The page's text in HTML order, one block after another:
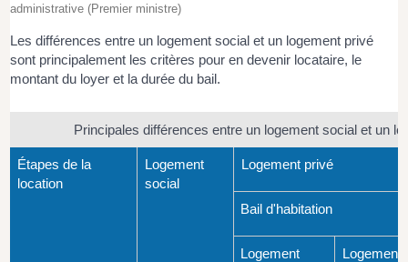
administrative (Premier ministre)
Les différences entre un logement social et un logement privé
sont principalement les critères pour en devenir locataire, le
montant du loyer et la durée du bail.
Principales différences entre un logement social et un
Étapes de la
location
Logement
social
Logement privé
Bail d'habitation
Logement
Logement